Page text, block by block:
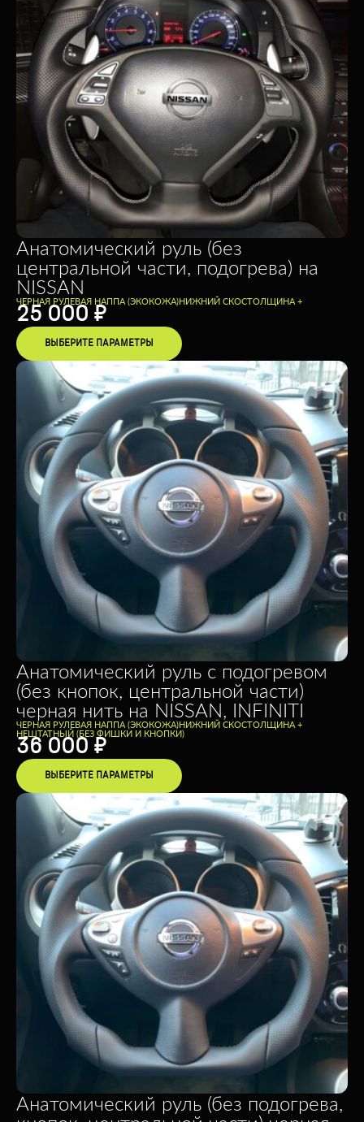
Анатомический руль (без
центральной части, подогрева) на
NISSAN
ЧЕРНАЯ РУЛЕВАЯ НАППА (ЭКОКОЖА)НИЖНИЙ СКОСТОЛЩИНА +
25 000 ₽
ВЫБЕРИТЕ ПАРАМЕТРЫ
Анатомический руль с подогревом
(без кнопок, центральной части)
черная нить на NISSAN, INFINITI
ЧЕРНАЯ РУЛЕВАЯ НАППА (ЭКОКОЖА)НИЖНИЙ СКОСТОЛЩИНА +
НЕШТАТНЫЙ (БЕЗ ФИШКИ И КНОПКИ)
36 000 ₽
ВЫБЕРИТЕ ПАРАМЕТРЫ
Анатомический руль (без подогрева,